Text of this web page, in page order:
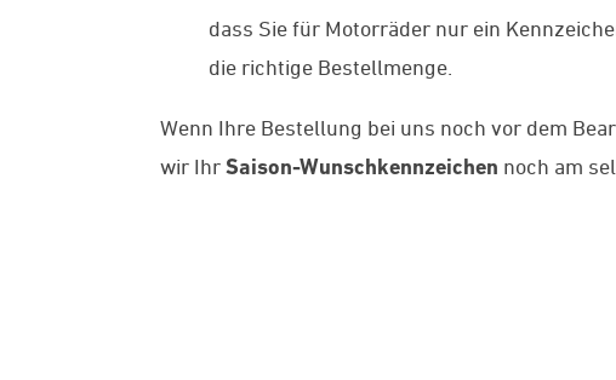
dass Sie für Motorräder nur ein
die richtige Bestellmenge.
Wenn Ihre Bestellung bei uns noch vor dem
wir Ihr Saison-Wunschkennzeichen noch am